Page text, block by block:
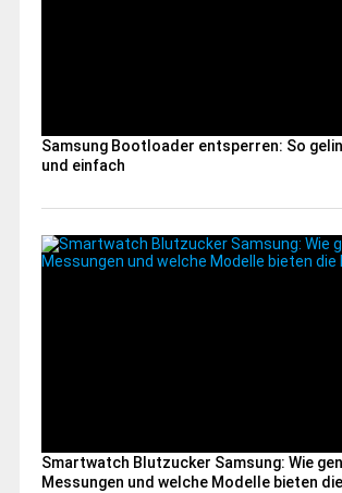
Samsung Bootloader entsperren: So
und einfach
Smartwatch Blutzucker Samsung: Wie
Messungen und welche Modelle bieten